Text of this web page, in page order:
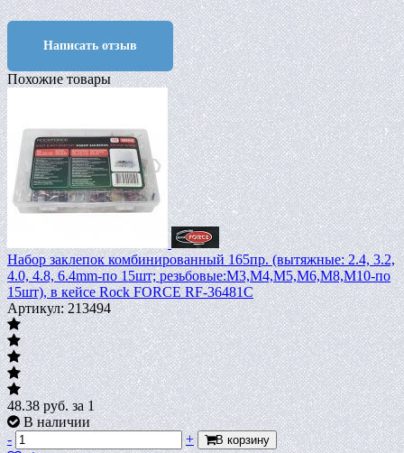
Написать отзыв
Похожие товары
Набор заклепок комбинированный 165пр. (вытяжные: 2.4, 3.2,
4.0, 4.8, 6.4mm-по 15шт; резьбовые:М3,М4,М5,М6,М8,М10-по
15шт), в кейсе Rock FORCE RF-36481C
Артикул: 213494
48.38руб.за 1
В наличии
-
+ В корзину